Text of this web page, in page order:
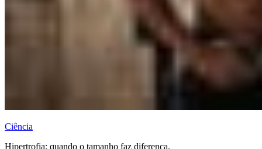
Ciência
Hipertrofia: quando o tamanho faz diferença.